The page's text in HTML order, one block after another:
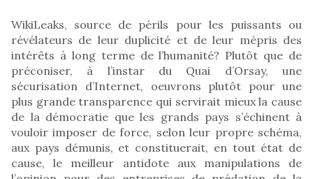
WikiLeaks, source de périls pour les puissants ou
révélateurs de leur duplicité et de leur mépris des
intérêts à long terme de l’humanité? Plutôt que de
préconiser, à l’instar du Quai d’Orsay, une
sécurisation d’Internet, oeuvrons plutôt pour une
plus grande transparence qui servirait mieux la cause
de la démocratie que les grands pays s’échinent à
vouloir imposer de force, selon leur propre schéma,
aux pays démunis, et constituerait, en tout état de
cause, le meilleur antidote aux manipulations de